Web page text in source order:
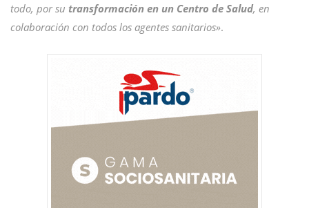
todo, por su transformación en un Centro de Salud, en
colaboración con todos los agentes sanitarios».